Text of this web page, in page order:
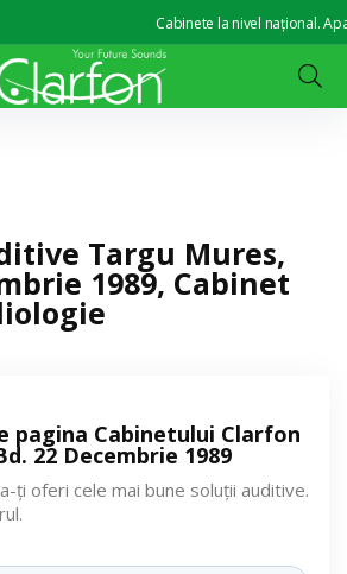
Cabinete la nivel național.
Targu Mures,
1989, Cabinet
pagina Cabinetului Clarfon
22 Decembrie 1989
ți oferi cele mai bune soluții auditive.